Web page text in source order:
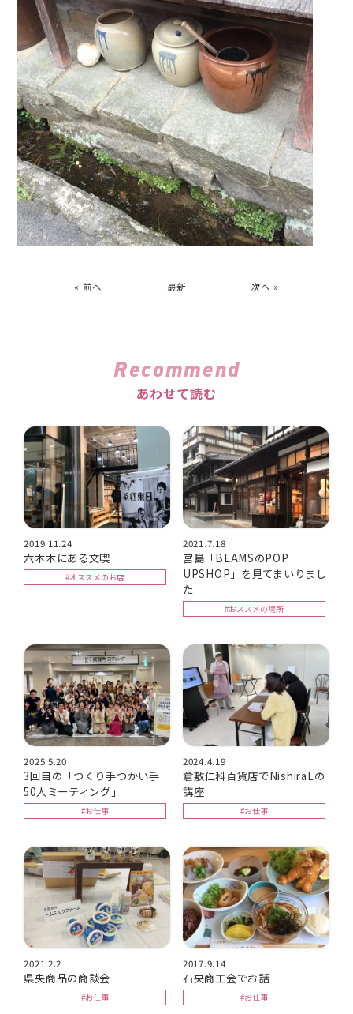
« 前へ 最新 次へ »
Recommend
あわせて読む
2019.11.24
六本木にある文喫
#オススメのお店
2021.7.18
宮島「BEAMSのPOP
UPSHOP」を見てまいりまし
た
#おススメの場所
2025.5.20
3回目の「つくり手つかい手
50人ミーティング」
#お仕事
2024.4.19
倉敷仁科百貨店でNishiraLの
講座
#お仕事
2021.2.2
県央商品の商談会
#お仕事
2017.9.14
石央商工会でお話
#お仕事